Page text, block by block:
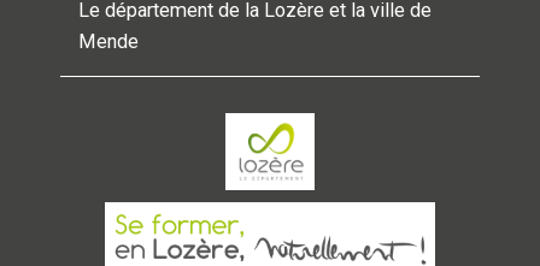
Le département de la Lozère et la ville de
Mende